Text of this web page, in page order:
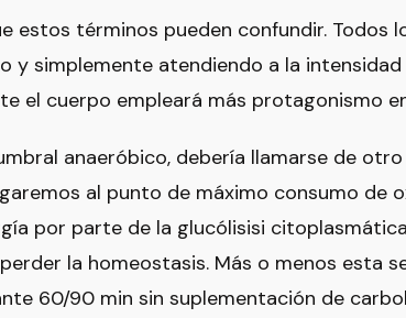
estos términos pueden confundir. Todos
y simplemente atendiendo a la
el cuerpo empleará más protagonismo
anaeróbico, debería llamarse de
al punto de máximo consumo de
por parte de la glucólisisi
la homeostasis. Más o menos esta
60/90 min sin suplementación de